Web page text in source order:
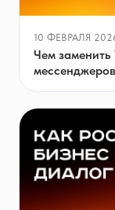
10 ФЕВРАЛЯ
Чем